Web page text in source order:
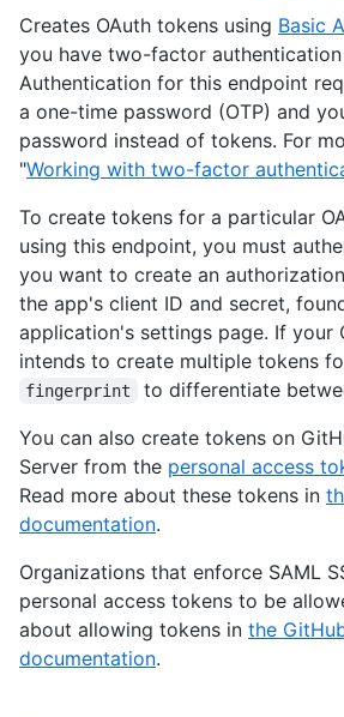
    "fingerprint": null
  }
]
Creates OAuth tokens using Basic
you have two-factor authentication
Authentication for this endpoint
a one-time password (OTP) and
password instead of tokens. For
"Working with two-factor
To create tokens for a particular
using this endpoint, you must
you want to create an
the app's client ID and secret,
application's settings page. If your
intends to create multiple tokens
fingerprint
to differentiate
You can also create tokens on
Server from the personal access
Read more about these tokens in
documentation.
Organizations that enforce SAML
personal access tokens to be
about allowing tokens in the
documentation.